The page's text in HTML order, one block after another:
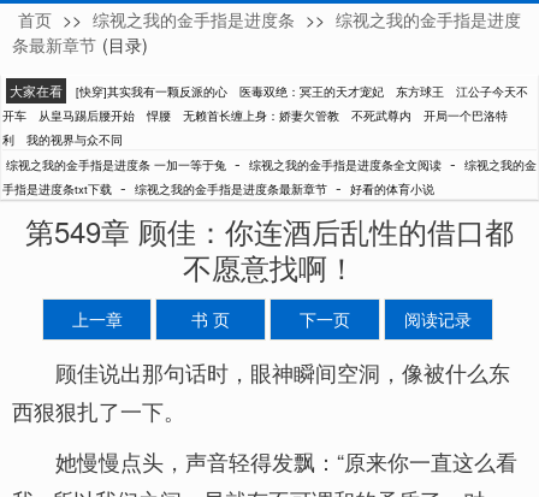
一加一等于兔
首页 >> 综视之我的金手指是进度条 >> 综视之我的金手指是进度
条最新章节 (目录)
大家在看 [快穿]其实我有一颗反派的心 医毒双绝：冥王的天才宠妃 东方球王
江公子今天不
开车
从皇马踢后腰开始 悍腰 无赖首长缠上身：娇妻欠管教 不死武尊内
开局一个巴洛特
利
我的视界与众不同
综视之我的金手指是进度条 一加一等于兔 - 综视之我的金手指是进度条全文阅读 - 综视之我的金
手指是进度条txt下载 - 综视之我的金手指是进度条最新章节 - 好看的体育小说
第549章 顾佳：你连酒后乱性的借口都
不愿意找啊！
上一章 书 页 下一页 阅读记录
顾佳说出那句话时，眼神瞬间空洞，像被什么东
西狠狠扎了一下。
她慢慢点头，声音轻得发飘：“原来你一直这么看